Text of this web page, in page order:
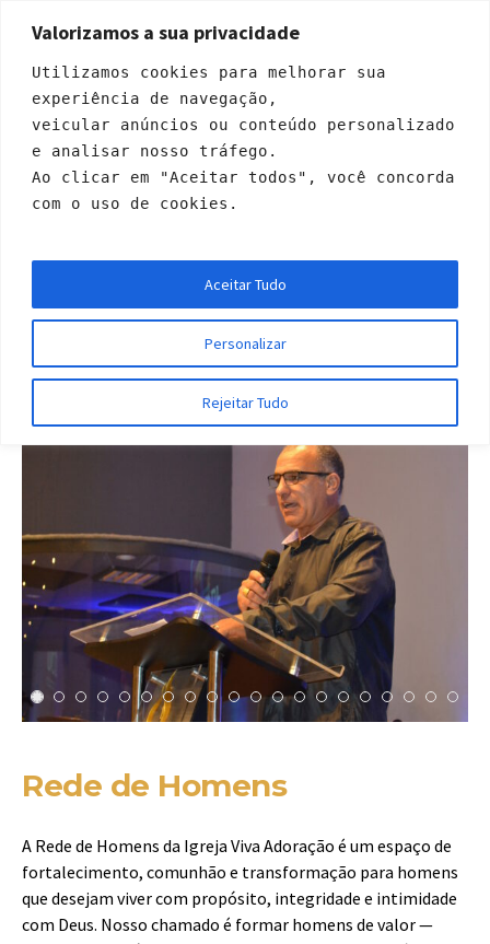
Valorizamos a sua privacidade
Utilizamos cookies para melhorar sua
experiência de navegação,
veicular anúncios ou conteúdo personalizado
e analisar nosso tráfego.
Ao clicar em "Aceitar todos", você concorda
com o uso de cookies.
Personalizar
Rejeitar Tudo
Aceitar Tudo
Rede de Homens
Início»Projects»Rede de Homens
Rede de Homens
A Rede de Homens da Igreja Viva Adoração é um espaço de
fortalecimento, comunhão e transformação para homens
que desejam viver com propósito, integridade e intimidade
com Deus. Nosso chamado é formar homens de valor —